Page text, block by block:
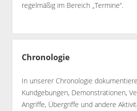
regelmäßig im Bereich „Termine“.
Chronologie
In unserer Chronologie
Kundgebungen, Demonstrationen,
Angriffe, Übergriffe und andere